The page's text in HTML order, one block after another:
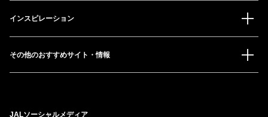
インスピレーション
その他のおすすめサイト・情報
JALソーシャルメディア